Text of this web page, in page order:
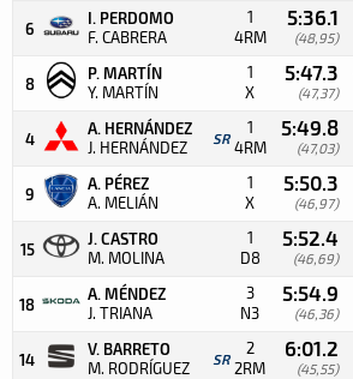
6
I. PERDOMO
F. CABRERA
1
4RM
5:36.1
(48,95)
8
P. MARTÍN
Y. MARTÍN
1
X
5:47.3
(47,37)
4
A. HERNÁNDEZ
J. HERNÁNDEZ SR
1
4RM
5:49.8
(47,03)
9
A. PÉREZ
A. MELIÁN
1
X
5:50.3
(46,97)
15
J. CASTRO
M. MOLINA
1
D8
5:52.4
(46,69)
18
A. MÉNDEZ
J. TRIANA
3
N3
5:54.9
(46,36)
14
V. BARRETO
M. RODRÍGUEZ SR
2
2RM
6:01.2
(45,55)